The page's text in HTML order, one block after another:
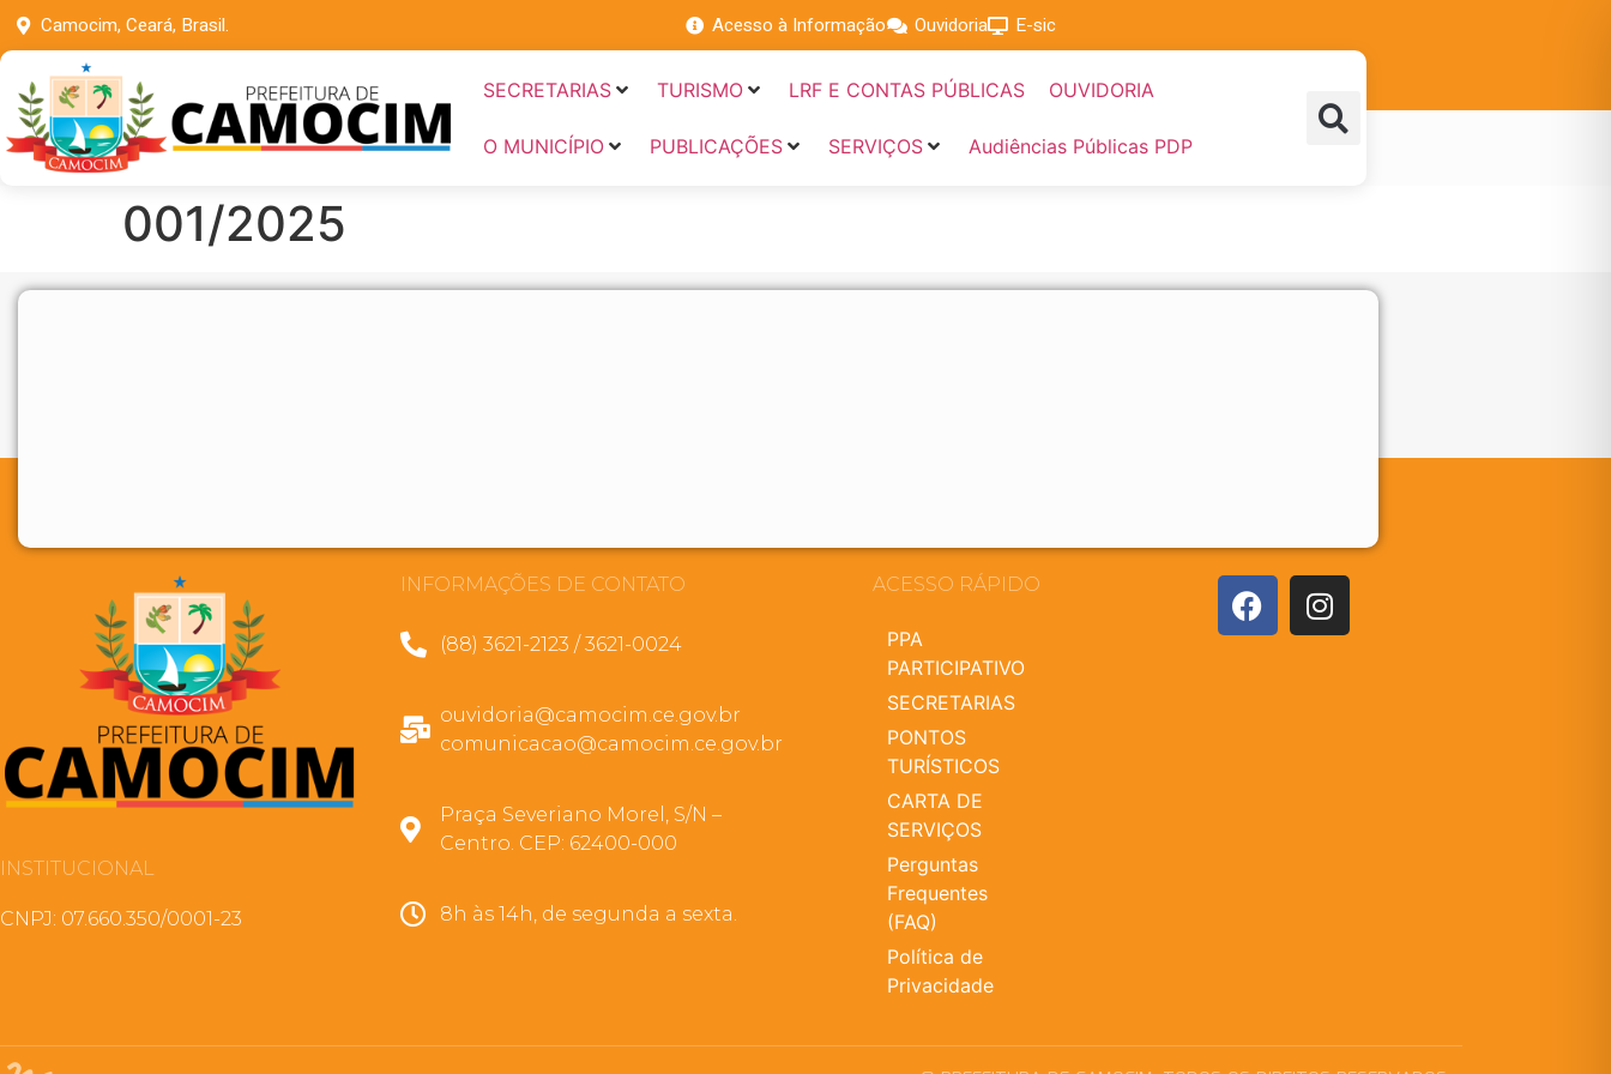
Camocim, Ceará, Brasil. Acesso à Informação Ouvidoria E-sic
SECRETARIAS TURISMO LRF E CONTAS PÚBLICAS OUVIDORIA
O MUNICÍPIO PUBLICAÇÕES SERVIÇOS Audiências Públicas PDP
001/2025
INSTITUCIONAL
CNPJ: 07.660.350/0001-23
INFORMAÇÕES DE CONTATO
(88) 3621-2123 / 3621-0024
ouvidoria@camocim.ce.gov.br
comunicacao@camocim.ce.gov.br
Praça Severiano Morel, S/N –
Centro. CEP: 62400-000
8h às 14h, de segunda a sexta.
ACESSO RÁPIDO
PPA
PARTICIPATIVO
SECRETARIAS
PONTOS
TURÍSTICOS
CARTA DE
SERVIÇOS
Perguntas
Frequentes
(FAQ)
Política de
Privacidade